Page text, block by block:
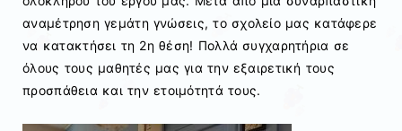
αναμέτρηση γεμάτη γνώσεις, το σχολείο μας κατάφερε
να κατακτήσει τη 2η θέση! Πολλά συγχαρητήρια σε
όλους τους μαθητές μας για την εξαιρετική τους
προσπάθεια και την ετοιμότητά τους.